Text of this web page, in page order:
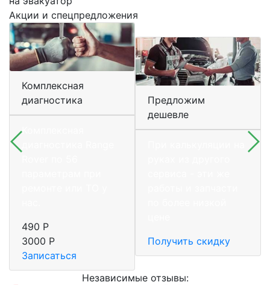
Акции и спецпредложения
Комплексная
диагностика
Комплексная
490 Р
3000 Р
Записаться
Предложим
дешевле
Получить скидку
Независимые отзывы: